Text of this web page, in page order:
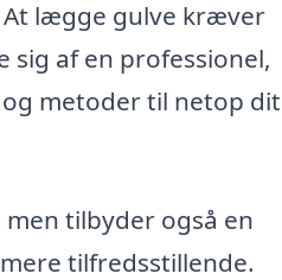
lægge gulve kræver
af en professionel,
metoder til netop dit
tilbyder også en
tilfredsstillende.